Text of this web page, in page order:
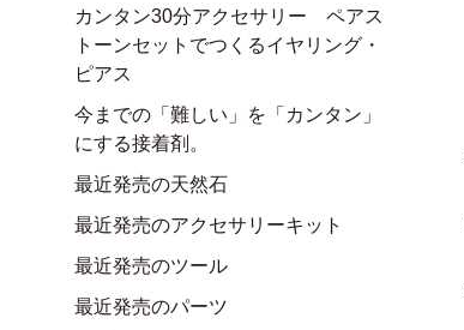
カンタン30分アクセサリー ペアス
トーンセットでつくるイヤリング・
ピアス
今までの「難しい」を「カンタン」
にする接着剤。
最近発売の天然石
最近発売のアクセサリーキット
最近発売のツール
最近発売のパーツ